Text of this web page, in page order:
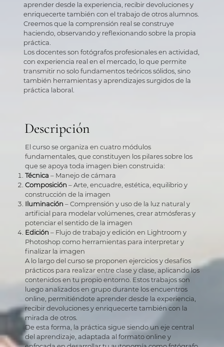
aprender desde la experiencia, recibir devoluciones y
enriquecerte también con el trabajo de otros alumnos.
Creemos que la comprensión real se construye
haciendo, observando y reflexionando sobre la propia
práctica.
Los docentes son fotógrafos profesionales en actividad,
con experiencia real en el mercado, lo que permite
transmitir no solo fundamentos teóricos sólidos, sino
también herramientas y aprendizajes surgidos de la
práctica laboral.
Descripción
El curso se organiza en cuatro módulos
fundamentales, que constituyen los pilares sobre los
que se apoya toda imagen bien construida:
Técnica – Manejo de cámara
Composición – Arte, encuadre, estética, equilibrio y
construcción de la imagen
Iluminación – Comprensión y uso de la luz natural y
artificial para modelar volúmenes, crear atmósferas y
potenciar el sentido de la imagen
Edición – Flujo de trabajo y edición en Lightroom y
Photoshop como herramientas para interpretar y
finalizar la imagen
A lo largo del curso se proponen ejercicios y desafíos
prácticos para realizar entre clase y clase, aplicando los
contenidos en tu propio entorno. Estos trabajos son
luego analizados en grupo durante los encuentros
online, permitiéndote aprender desde la experiencia,
recibir devoluciones y enriquecerte también con la
mirada de otros.
De esta forma, la práctica sigue siendo un eje central
del aprendizaje, adaptada al formato online y